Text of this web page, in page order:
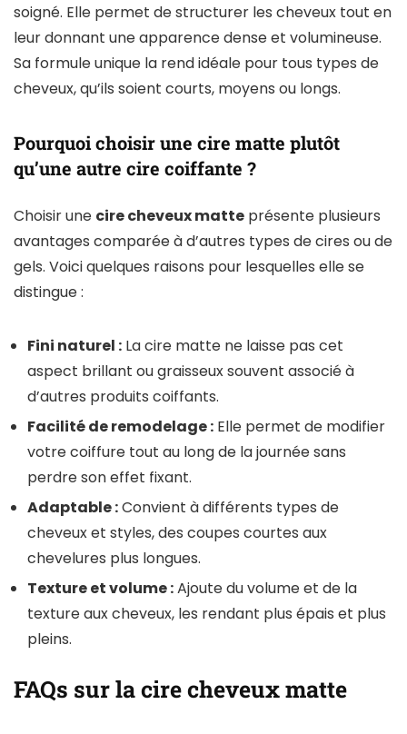
soigné. Elle permet de structurer les cheveux tout en
leur donnant une apparence dense et volumineuse.
Sa formule unique la rend idéale pour tous types de
cheveux, qu’ils soient courts, moyens ou longs.
Pourquoi choisir une cire matte plutôt
qu’une autre cire coiffante ?
Choisir une cire cheveux matte présente plusieurs
avantages comparée à d’autres types de cires ou de
gels. Voici quelques raisons pour lesquelles elle se
distingue :
Fini naturel : La cire matte ne laisse pas cet
aspect brillant ou graisseux souvent associé à
d’autres produits coiffants.
Facilité de remodelage : Elle permet de modifier
votre coiffure tout au long de la journée sans
perdre son effet fixant.
Adaptable :Convient à différents types de
cheveux et styles, des coupes courtes aux
chevelures plus longues.
Texture et volume :Ajoute du volume et de la
texture aux cheveux, les rendant plus épais et plus
pleins.
FAQs sur la cire cheveux matte